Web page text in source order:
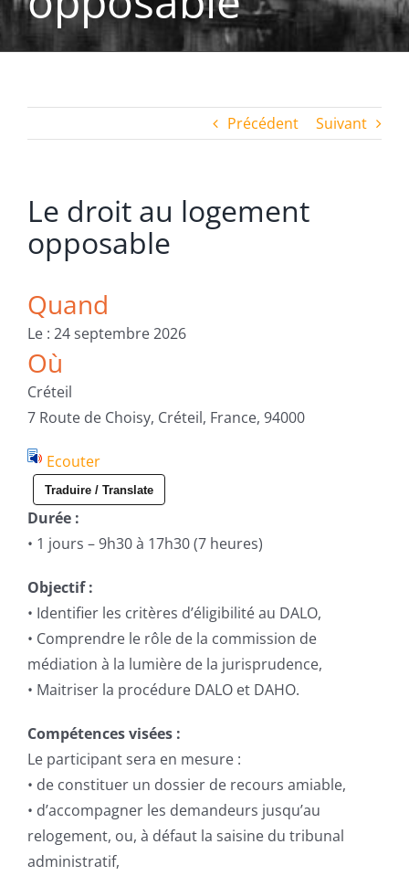
Précédent Suivant
Le droit au logement
opposable
Quand
Le : 24 septembre 2026
Où
Créteil
7 Route de Choisy, Créteil, France, 94000
Ecouter
Traduire / Translate
Durée :
• 1 jours – 9h30 à 17h30 (7 heures)
Objectif :
• Identifier les critères d’éligibilité au DALO,
• Comprendre le rôle de la commission de
médiation à la lumière de la jurisprudence,
• Maitriser la procédure DALO et DAHO.
Compétences visées :
Le participant sera en mesure :
• de constituer un dossier de recours amiable,
• d’accompagner les demandeurs jusqu’au
relogement, ou, à défaut la saisine du tribunal
administratif,